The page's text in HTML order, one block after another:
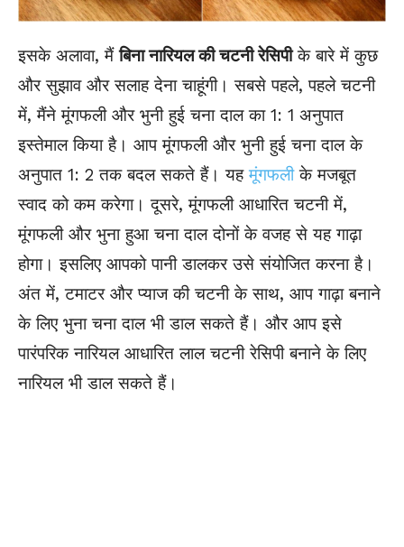
इसके अलावा, मैंबिना नारियल की चटनी रेसिपीके बारे में कुछ
और सुझाव और सलाह देना चाहूंगी। सबसे पहले, पहले चटनी
में, मैंने मूंगफली और भुनी हुई चना दाल का 1: 1 अनुपात
इस्तेमाल किया है। आप मूंगफली और भुनी हुई चना दाल के
अनुपात 1: 2 तक बदल सकते हैं। यहमूंगफलीके मजबूत
स्वाद को कम करेगा। दूसरे, मूंगफली आधारित चटनी में,
मूंगफली और भुना हुआ चना दाल दोनों के वजह से यह गाढ़ा
होगा। इसलिए आपको पानी डालकर उसे संयोजित करना है।
अंत में, टमाटर और प्याज की चटनी के साथ, आप गाढ़ा बनाने
के लिए भुना चना दाल भी डाल सकते हैं। और आप इसे
पारंपरिक नारियल आधारित लाल चटनी रेसिपी बनाने के लिए
नारियल भी डाल सकते हैं।